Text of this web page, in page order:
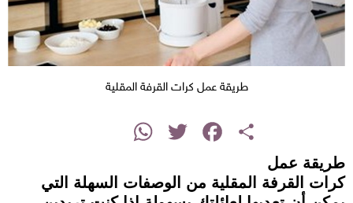
طريقة عمل كرات القرفة المقلية
Share
Facebook
Twitter
WhatsApp
طريقة عمل
كرات القرفة المقلية من الوصفات السهلة التي